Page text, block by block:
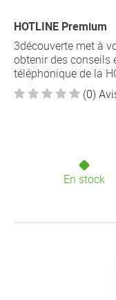
HOTLINE Premium
3découverte met à
obtenir des conseils
téléphonique de la
(0)
En stock